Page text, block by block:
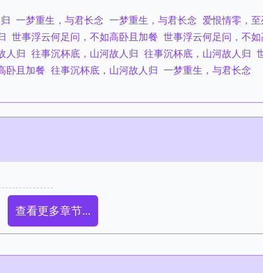
一梦重生，与君长念 一梦重生，与君长念 爱恨情零，
世事浮云何足问，不如高卧且加餐 世事浮云何足问，不
人归 往事沉杯底，山河故人归 往事沉杯底，山河故人归
卧且加餐 往事沉杯底，山河故人归 一梦重生，与君长念
查看更多章节...